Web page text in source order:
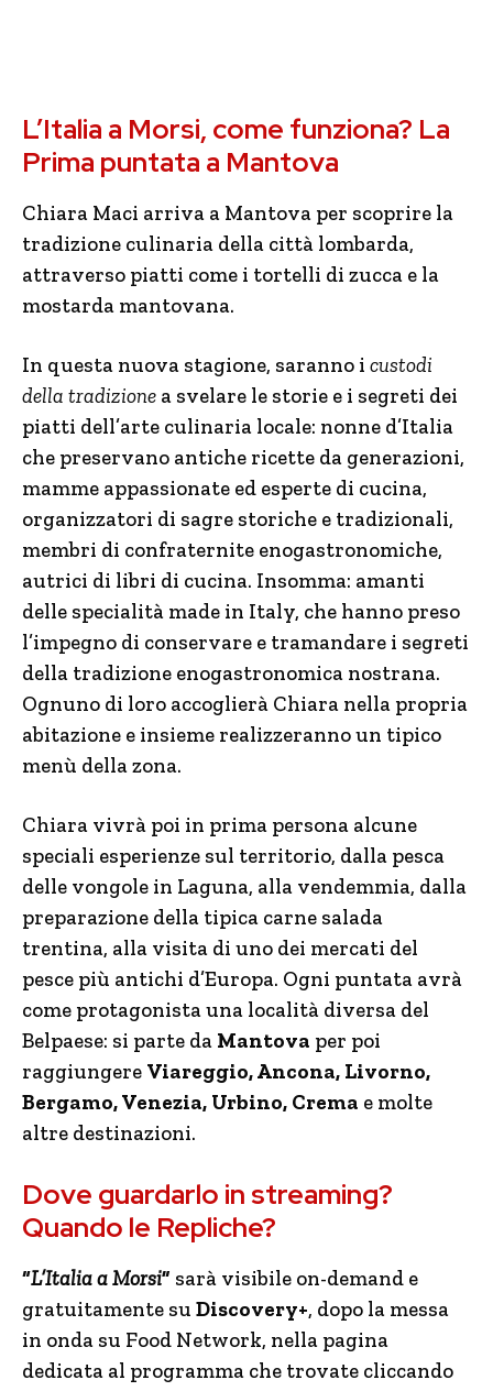
L’Italia a Morsi, come funziona? La
Prima puntata a Mantova
Chiara Maci arriva a Mantova per scoprire la
tradizione culinaria della città lombarda,
attraverso piatti come i tortelli di zucca e la
mostarda mantovana.
In questa nuova stagione, saranno i custodi
della tradizione a svelare le storie e i segreti dei
piatti dell’arte culinaria locale: nonne d’Italia
che preservano antiche ricette da generazioni,
mamme appassionate ed esperte di cucina,
organizzatori di sagre storiche e tradizionali,
membri di confraternite enogastronomiche,
autrici di libri di cucina. Insomma: amanti
delle specialità made in Italy, che hanno preso
l’impegno di conservare e tramandare i segreti
della tradizione enogastronomica nostrana.
Ognuno di loro accoglierà Chiara nella propria
abitazione e insieme realizzeranno un tipico
menù della zona.
Chiara vivrà poi in prima persona alcune
speciali esperienze sul territorio, dalla pesca
delle vongole in Laguna, alla vendemmia, dalla
preparazione della tipica carne salada
trentina, alla visita di uno dei mercati del
pesce più antichi d’Europa. Ogni puntata avrà
come protagonista una località diversa del
Belpaese: si parte da Mantova per poi
raggiungere Viareggio, Ancona, Livorno,
Bergamo, Venezia, Urbino, Crema e molte
altre destinazioni.
Dove guardarlo in streaming?
Quando le Repliche?
“L’Italia a Morsi” sarà visibile on-demand e
gratuitamente su Discovery+, dopo la messa
in onda su Food Network, nella pagina
dedicata al programma che trovate cliccando